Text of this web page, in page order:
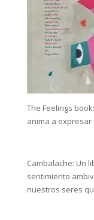
The Feelings
anima a
Cambalache: Un
sentimiento
nuestros seres